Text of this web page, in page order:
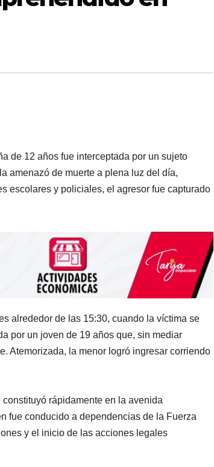
de 12 años fue interceptada por un sujeto
amenazó de muerte a plena luz del día,
escolares y policiales, el agresor fue capturado
alrededor de las 15:30, cuando la víctima se
por un joven de 19 años que, sin mediar
Atemorizada, la menor logró ingresar corriendo
rápidamente en la avenida
fue conducido a dependencias de la Fuerza
y el inicio de las acciones legales